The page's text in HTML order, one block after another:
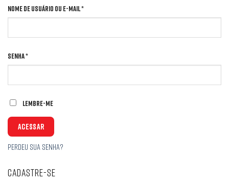
Nome de usuário ou e-mail*Obrigatório
Senha*Obrigatório
Lembre-me
ACESSAR
Perdeu sua senha?
CADASTRE-SE